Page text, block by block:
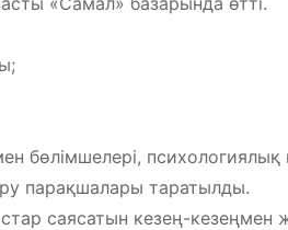
психологиялық
парақшалары таратылды.
саясатын кезең-кезеңмен